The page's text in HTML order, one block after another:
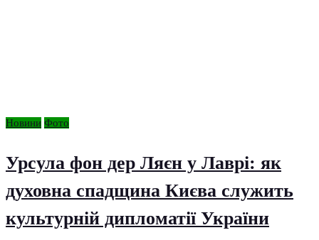
Новини Фото
Урсула фон дер Ляєн у Лаврі: як
духовна спадщина Києва служить
культурній дипломатії України